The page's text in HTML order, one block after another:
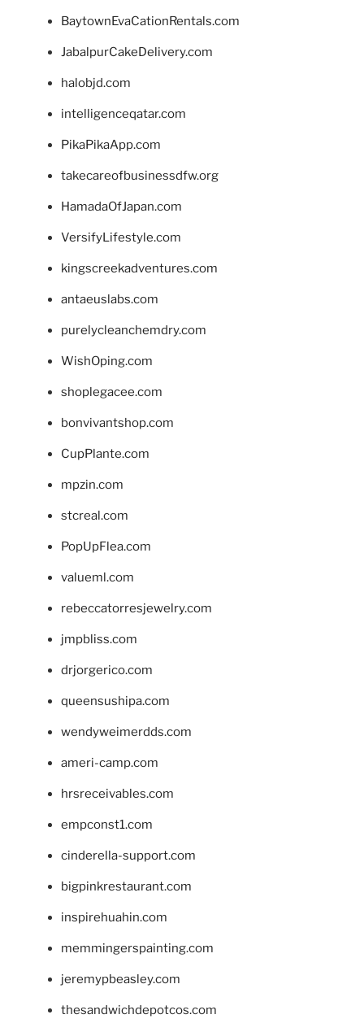
BaytownEvaCationRentals.com
JabalpurCakeDelivery.com
halobjd.com
intelligenceqatar.com
PikaPikaApp.com
takecareofbusinessdfw.org
HamadaOfJapan.com
VersifyLifestyle.com
kingscreekadventures.com
antaeuslabs.com
purelycleanchemdry.com
WishOping.com
shoplegacee.com
bonvivantshop.com
CupPlante.com
mpzin.com
stcreal.com
PopUpFlea.com
valueml.com
rebeccatorresjewelry.com
jmpbliss.com
drjorgerico.com
queensushipa.com
wendyweimerdds.com
ameri-camp.com
hrsreceivables.com
empconst1.com
cinderella-support.com
bigpinkrestaurant.com
inspirehuahin.com
memmingerspainting.com
jeremypbeasley.com
thesandwichdepotcos.com